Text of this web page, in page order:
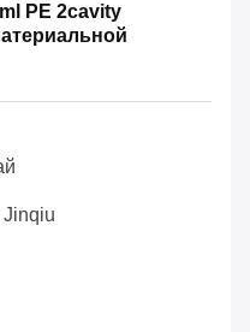
PE 2cavity
Jinqiu